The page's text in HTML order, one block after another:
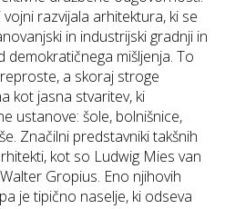
razvijala arhitektura, ki se
in industrijski gradnji in
demokratičnega mišljenja. To
a skoraj stroge
kot jasna stvaritev, ki
ustanove: šole, bolnišnice,
Značilni predstavniki takšnih
kot so Ludwig Mies van
Gropius. Eno njihovih
je tipično naselje, ki odseva